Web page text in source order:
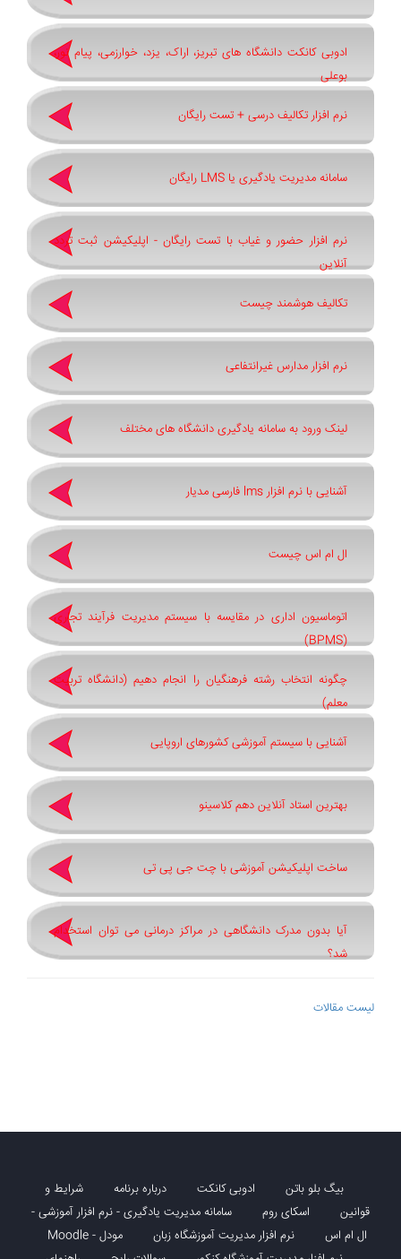
ادوبی کانکت دانشگاه های تبریز، اراک، یزد، خوارزمی، پیام نور،
بوعلی
نرم افزار تکالیف درسی + تست رایگان
سامانه مدیریت یادگیری یا LMS رایگان
نرم افزار حضور و غیاب با تست رایگان - اپلیکیشن ثبت تردد
آنلاین
تکالیف هوشمند چیست
نرم افزار مدارس غیرانتفاعی
لینک ورود به سامانه یادگیری دانشگاه های مختلف
آشنایی با نرم افزار lms فارسی مدیار
ال ام اس چیست
اتوماسیون اداری در مقایسه با سیستم مدیریت فرآیند تجاری
(BPMS)
چگونه انتخاب رشته فرهنگیان را انجام دهیم (دانشگاه تربیت
معلم)
آشنایی با سیستم آموزشی کشورهای اروپایی
بهترین استاد آنلاین دهم کلاسینو
ساخت اپلیکیشن آموزشی با چت جی پی تی
آیا بدون مدرک دانشگاهی در مراکز درمانی می توان استخدام
شد؟
لیست مقالات
بیگ بلو باتن ادوبی کانکت درباره برنامه
شرایط و
قوانین
اسکای روم
سامانه مدیریت یادگیری - نرم افزار آموزشی -
ال ام اس
نرم افزار مدیریت آموزشگاه زبان
مودل - Moodle